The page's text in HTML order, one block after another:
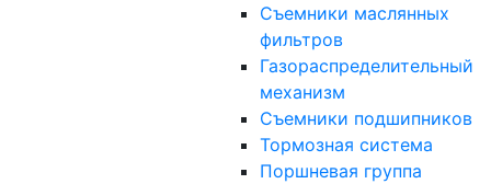
Съемники маслянных
фильтров
Газораспределительный
механизм
Съемники подшипников
Тормозная система
Поршневая группа